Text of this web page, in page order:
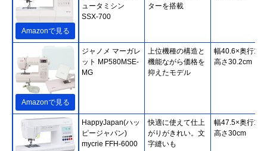
Amazonで見る
ュータミシン
SSX-700
ターを搭載
Amazonで見る
ジャノメ マーガレ
ット MP580MSE-
MG
上位機種の構造と
機能ながら価格を
抑えたモデル
幅40.6×奥行
高さ30.2cm
HappyJapan(ハッ
ピージャパン)
mycrie FFH-6000
快適に使えて仕上
がりがきれい。文
字縫いも
幅47.5×奥行
高さ30cm